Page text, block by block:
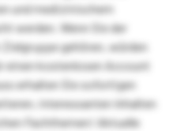
und medizinischem
werden. Wenn Sie der
gehören, würden
einen kostenlosen Account
erhalten Sie sofortigen
interessanten Inhalten
Fachthemen! Aktuelle